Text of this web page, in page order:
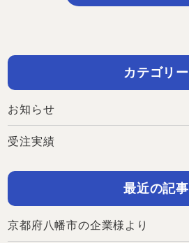
カテゴリー
お知らせ
受注実績
最近の記事
京都府八幡市の企業様より